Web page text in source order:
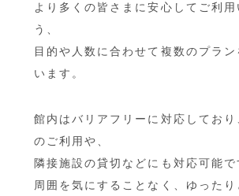
より多くの皆さまに安心してご利用
う、
目的や人数に合わせて複数のプラン
います。
館内はバリアフリーに対応しており
のご利用や、
隣接施設の貸切などにも対応可能で
周囲を気にすることなく、ゆった